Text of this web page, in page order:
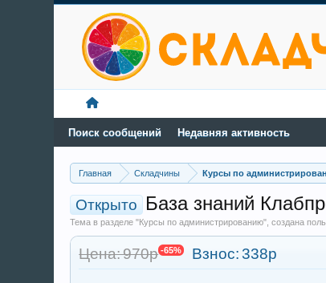
Главная Складчины Курсы по
Открыто База знаний
Тема в разделе "Курсы по администрированию", создана
Цена: 970р -65% Взнос:338р
Поиск сообщений Недавняя активность